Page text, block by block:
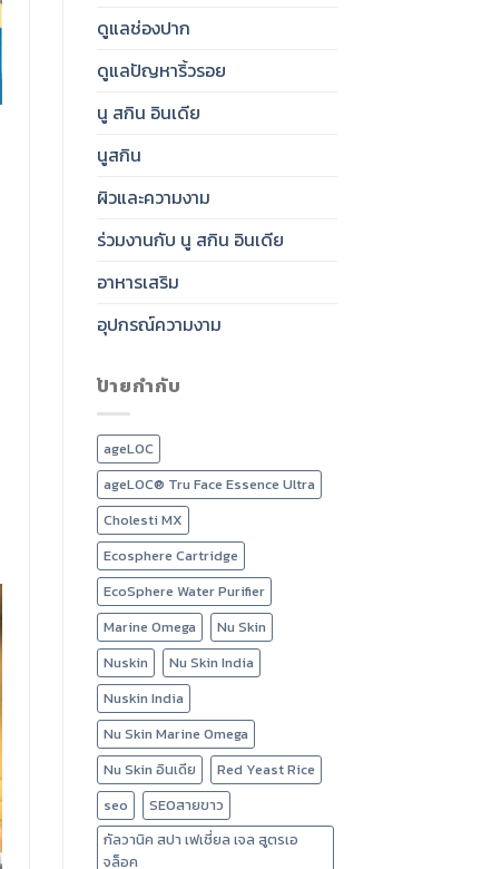
ดูแลช่องปาก
ดูแลปัญหาริ้วรอย
นู สกิน อินเดีย
นูสกิน
ผิวและความงาม
ร่วมงานกับ นู สกิน อินเดีย
อาหารเสริม
อุปกรณ์ความงาม
ป้ายกำกับ
ageLOC
ageLOC® Tru Face Essence Ultra
Cholesti MX
Ecosphere Cartridge
EcoSphere Water Purifier
Marine Omega
Nu Skin
Nuskin
Nu Skin India
Nuskin India
Nu Skin Marine Omega
Nu Skin อินเดีย
Red Yeast Rice
seo
SEOสายขาว
กัลวานิค สปา เฟเชี่ยล เจล สูตรเอ
จล็อค